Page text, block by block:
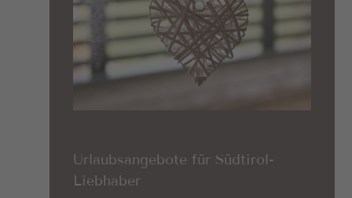
Urlaubsangebote für Südtirol-
Liebhaber